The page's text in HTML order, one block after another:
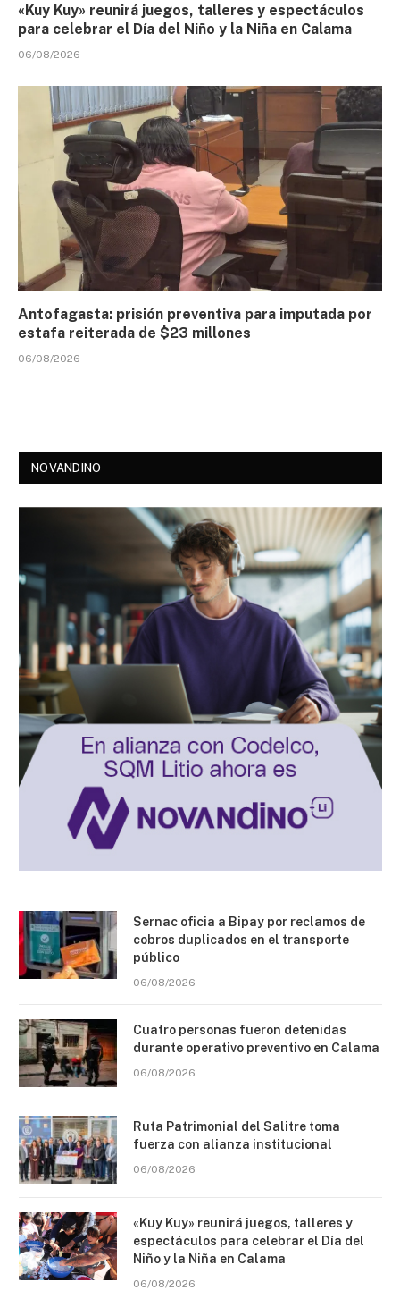
«Kuy Kuy» reunirá juegos, talleres y espectáculos
para celebrar el Día del Niño y la Niña en Calama
06/08/2026
Antofagasta: prisión preventiva para imputada por
estafa reiterada de $23 millones
06/08/2026
NOVANDINO
Sernac oficia a Bipay por reclamos de
cobros duplicados en el transporte
público
06/08/2026
Cuatro personas fueron detenidas
durante operativo preventivo en Calama
06/08/2026
Ruta Patrimonial del Salitre toma
fuerza con alianza institucional
06/08/2026
«Kuy Kuy» reunirá juegos, talleres y
espectáculos para celebrar el Día del
Niño y la Niña en Calama
06/08/2026